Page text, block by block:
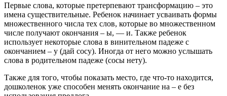
Первые слова, которые претерпевают трансформацию – это
имена существительные. Ребенок начинает усваивать формы
множественного числа тех слов, которые во множественном
числе получают окончания – ы, — и. Также ребенок
использует некоторые слова в винительном падеже с
окончанием – у (дай сосу). Иногда от него можно услышать
слова в родительном падеже (сосы нету).
Также для того, чтобы показать место, где что-то находится,
дошколенок уже способен менять окончание на – е без